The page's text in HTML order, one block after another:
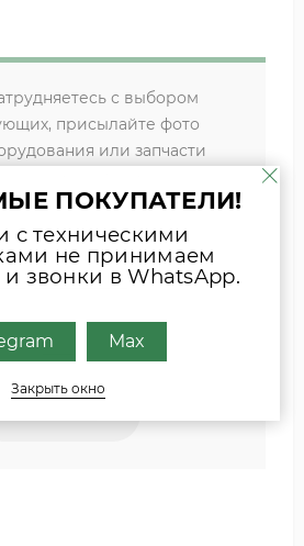
с выбором
присылайте фото
или запчасти
MAX
ПОКУПАТЕЛИ!
с техническими
не принимаем
звонки в WhatsApp.
Max
Закрыть окно